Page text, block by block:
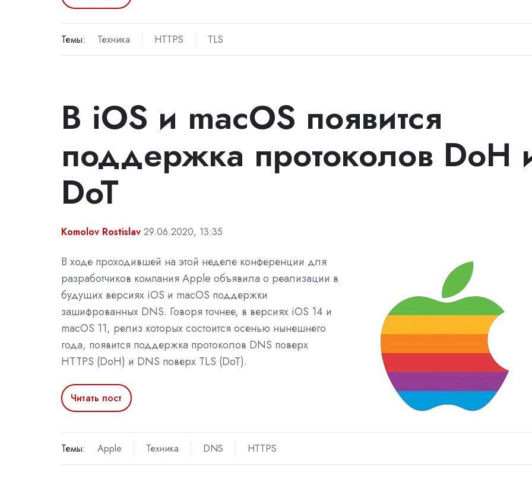
Темы: Техника HTTPS TLS
В iOS и macOS появится
поддержка протоколов DoH
DoT
Komolov Rostislav 29.06.2020, 13:35
В ходе проходившей на этой неделе конференции для
разработчиков компания Apple объявила о реализации в
будущих версиях iOS и macOS поддержки
зашифрованных DNS. Говоря точнее, в версиях iOS 14 и
macOS 11, релиз которых состоится осенью нынешнего
года, появится поддержка протоколов DNS поверх
HTTPS (DoH) и DNS поверх TLS (DoT).
Читать пост
Темы: Apple Техника DNS HTTPS